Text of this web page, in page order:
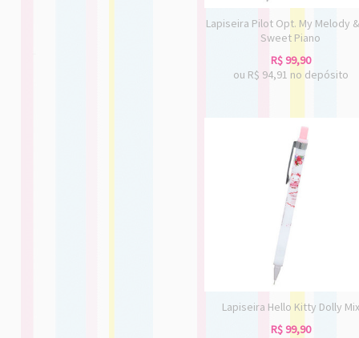
Lapiseira Pilot Opt. My Melody
Sweet Piano
R$ 99,90
ou R$ 94,91 no depósito
Lapiseira Hello Kitty Dolly Mix
R$ 99,90